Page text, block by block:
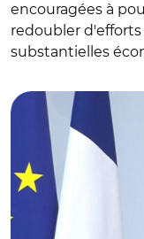
encouragées à
redoubler d'efforts
substantielles